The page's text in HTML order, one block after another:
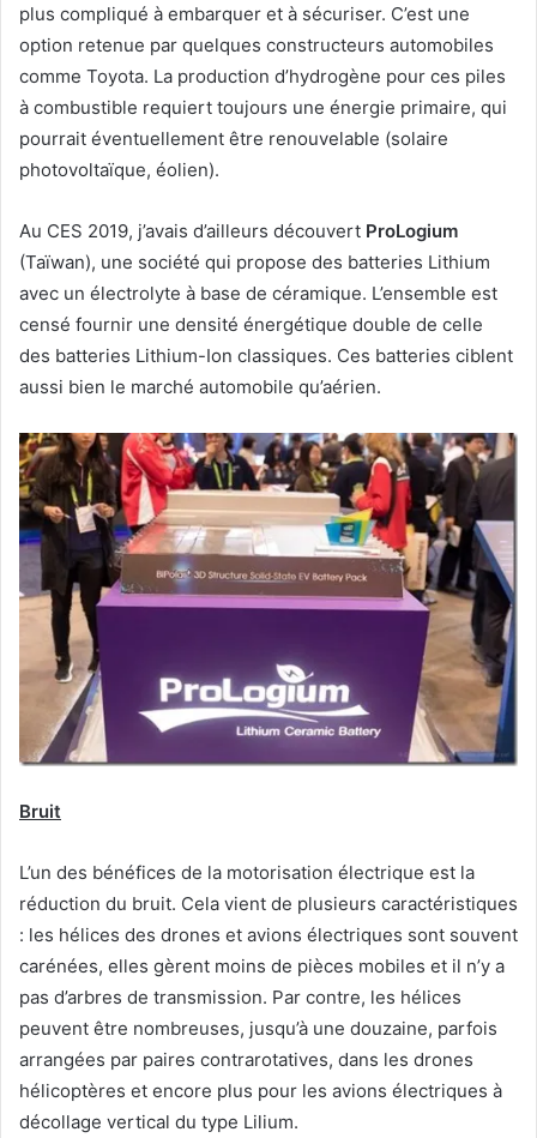
plus compliqué à embarquer et à sécuriser. C’est une
option retenue par quelques constructeurs automobiles
comme Toyota. La production d’hydrogène pour ces piles
à combustible requiert toujours une énergie primaire, qui
pourrait éventuellement être renouvelable (solaire
photovoltaïque, éolien).
Au CES 2019, j’avais d’ailleurs découvert ProLogium
(Taïwan), une société qui propose des batteries Lithium
avec un électrolyte à base de céramique. L’ensemble est
censé fournir une densité énergétique double de celle
des batteries Lithium-Ion classiques. Ces batteries ciblent
aussi bien le marché automobile qu’aérien.
Bruit
L’un des bénéfices de la motorisation électrique est la
réduction du bruit. Cela vient de plusieurs caractéristiques
: les hélices des drones et avions électriques sont souvent
carénées, elles gèrent moins de pièces mobiles et il n’y a
pas d’arbres de transmission. Par contre, les hélices
peuvent être nombreuses, jusqu’à une douzaine, parfois
arrangées par paires contrarotatives, dans les drones
hélicoptères et encore plus pour les avions électriques à
décollage vertical du type Lilium.